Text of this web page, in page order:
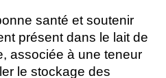
santé et soutenir
présent dans le lait de
associée à une teneur
le stockage des